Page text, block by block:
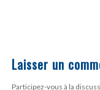
Laisser un
Participez-vous à la